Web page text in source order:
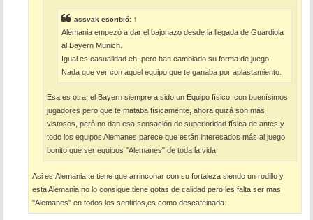
assvak escribió: ↑
Alemania empezó a dar el bajonazo desde la llegada de Guardiola
al Bayern Munich.
Igual es casualidad eh, pero han cambiado su forma de juego.
Nada que ver con aquel equipo que te ganaba por aplastamiento.
Esa es otra, el Bayern siempre a sido un Equipo físico, con buenísimos
jugadores pero que te mataba físicamente, ahora quizá son más
vistosos, però no dan esa sensación de superioridad física de antes y
todo los equipos Alemanes parece que están interesados más al juego
bonito que ser equipos "Alemanes" de toda la vida
Asi es,Alemania te tiene que arrinconar con su fortaleza siendo un rodillo y
esta Alemania no lo consigue,tiene gotas de calidad pero les falta ser mas
"Alemanes" en todos los sentidos,es como descafeinada.